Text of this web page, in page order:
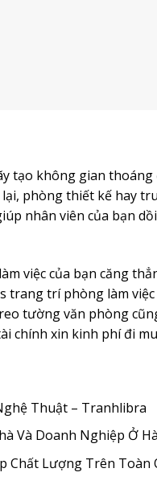
tạo không gian
phòng thiết kế hay
nhân viên của bạn
việc của bạn căng
trang trí phòng làm
tường văn phòng
chính xin kinh phí đi
Thuật – Tranhlibra
Và Doanh Nghiệp Ở
Chất Lượng Trên Toàn